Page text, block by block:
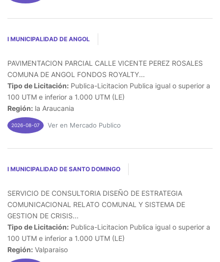
I MUNICIPALIDAD DE ANGOL
PAVIMENTACION PARCIAL CALLE VICENTE PEREZ ROSALES
COMUNA DE ANGOL FONDOS ROYALTY...
Tipo de Licitación: Publica-Licitacion Publica igual o superior a
100 UTM e inferior a 1.000 UTM (LE)
Región: la Araucania
2026-08-07 Ver en Mercado Publico
I MUNICIPALIDAD DE SANTO DOMINGO
SERVICIO DE CONSULTORIA DISEÑO DE ESTRATEGIA
COMUNICACIONAL RELATO COMUNAL Y SISTEMA DE
GESTION DE CRISIS...
Tipo de Licitación: Publica-Licitacion Publica igual o superior a
100 UTM e inferior a 1.000 UTM (LE)
Región: Valparaiso